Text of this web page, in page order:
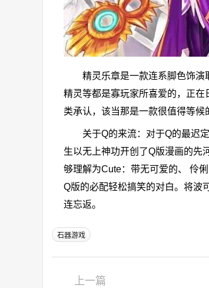
精灵乐章是一款连系脚色饰演取
精灵等都是寡玩家所喜爱的，正
类承认，该当那是一款很值得等候
关于Q的来流：对于Q的最迟定
生以无上神功开创了Q版漫画的先
够理解为Cute：带无可爱的、 伶
Q版的必配轻松搞笑的对白。将波
连忘返。
石器游戏
上一篇